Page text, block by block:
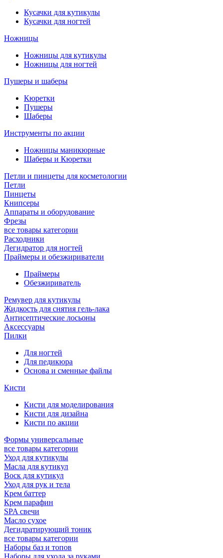
Кусачки для кутикулы
Кусачки для ногтей
Ножницы
Ножницы для кутикулы
Ножницы для ногтей
Пушеры и шаберы
Кюретки
Пушеры
Шаберы
Инструменты по акции
Ножницы маникюрные
Шаберы и Кюретки
Петли и пинцеты для косметологии
Петли
Пинцеты
Книпсеры
Аппараты и оборудование
Фрезы
все товары категории
Расходники
Дегидратор для ногтей
Праймеры и обезжириватели
Праймеры
Обезжириватель
Ремувер для кутикулы
Жидкость для снятия гель-лака
Антисептические лосьоны
Аксессуары
Пилки
Для ногтей
Для педикюра
Основа и сменные файлы
Кисти
Кисти для моделирования
Кисти для дизайна
Кисти по акции
Формы универсальные
все товары категории
Уход для кутикулы
Масла для кутикул
Воск для кутикул
Уход для рук и тела
Крем баттер
Крем парафин
SPA свечи
Масло сухое
Дегидратирующий тоник
все товары категории
Наборы баз и топов
Наборы для ухода за руками